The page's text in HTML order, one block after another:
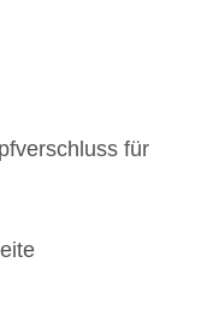
für